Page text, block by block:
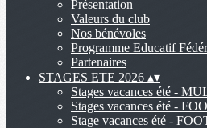
Présentation
Valeurs du club
Nos bénévoles
Programme Educatif
Partenaires
STAGES ETE 2026 ▴▾
Stages vacances été -
Stages vacances été -
Stage vacances été -